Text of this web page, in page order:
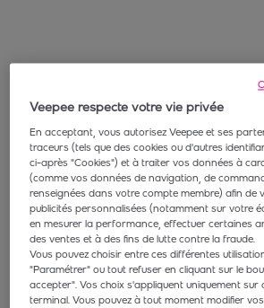
Veepee respecte votre vie privée
En acceptant, vous autorisez Veepee et ses
traceurs (tels que des cookies ou d'autres
ci-après "Cookies") et à traiter vos données à
(comme vos données de navigation, de
renseignées dans votre compte membre) afin de
publicités personnalisées (notamment sur votre
en mesurer la performance, effectuer certaines
des ventes et à des fins de lutte contre la fraude.
Vous pouvez choisir entre ces différentes
"Paramétrer" ou tout refuser en cliquant sur le
accepter". Vos choix s'appliquent uniquement sur
terminal. Vous pouvez à tout moment modifier